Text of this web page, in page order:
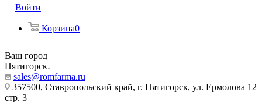
Войти
Корзина0
Ваш город
Пятигорск
sales@romfarma.ru
357500, Ставропольский край, г. Пятигорск, ул. Ермолова 12
стр. 3